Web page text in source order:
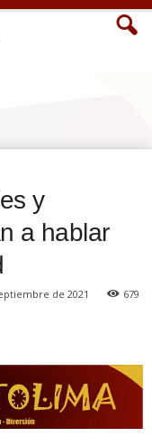
WhatsApp
+573249605958
y
a hablar
de 2021 679